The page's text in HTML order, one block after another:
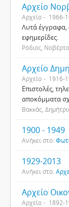
Αρχείο
Αρχείο 1966-
Λυτά έγγραφα,
εφημερίδες.
Ρόδιος,
Αρχείο
Αρχείο 1916-
Επιστολές,
αποκόμματα
Βακκάς,
1900 - 1949
Ανήκει στο:
1929-2013
Ανήκει στο:
Αρχείο
Αρχείο 1892-